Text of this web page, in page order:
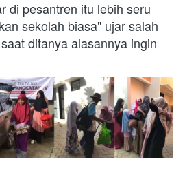
di pesantren itu lebih seru
sekolah biasa" ujar salah
ditanya alasannya ingin